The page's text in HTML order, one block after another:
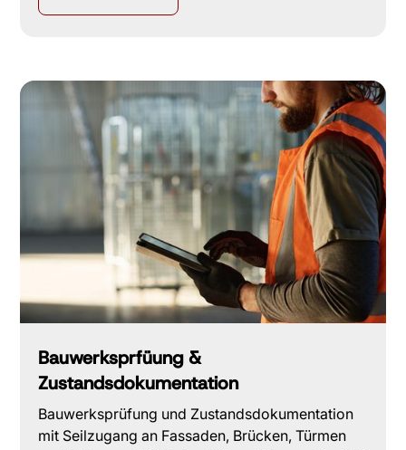
Bauwerksprfüung &
Zustandsdokumentation
Bauwerksprüfung und Zustandsdokumentation
mit Seilzugang an Fassaden, Brücken, Türmen